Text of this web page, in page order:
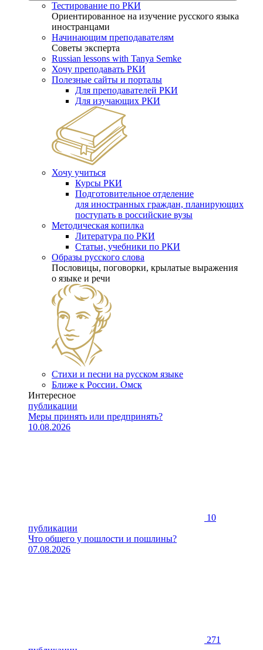
Тестирование по РКИ
Ориентированное на изучение русского языка
иностранцами
Начинающим преподавателям
Советы эксперта
Russian lessons with Tanya Semke
Хочу преподавать РКИ
Полезные сайты и порталы
Для преподавателей РКИ
Для изучающих РКИ
Хочу учиться
Курсы РКИ
Подготовительное отделение
для иностранных граждан, планирующих
поступать в российские вузы
Методическая копилка
Литература по РКИ
Статьи, учебники по РКИ
Образы русского слова
Пословицы, поговорки, крылатые выражения
о языке и речи
Стихи и песни на русском языке
Ближе к России. Омск
Интересное
публикации
Меры принять или предпринять?
10.08.2026
10
публикации
Что общего у пошлости и пошлины?
07.08.2026
271